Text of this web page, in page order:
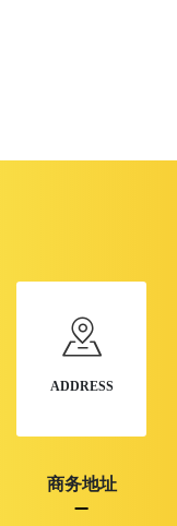
ADDRESS
商务地址